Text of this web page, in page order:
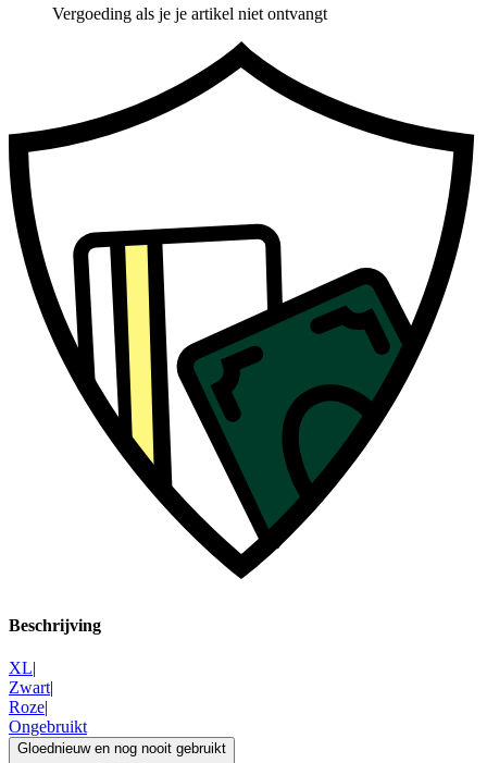
Vergoeding als je je artikel niet ontvangt
Beschrijving
XL|
Zwart|
Roze|
Ongebruikt
Gloednieuw en nog nooit gebruikt